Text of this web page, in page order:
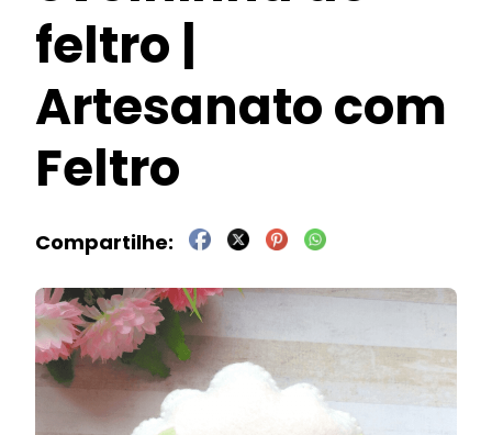
feltro |
Artesanato com
Feltro